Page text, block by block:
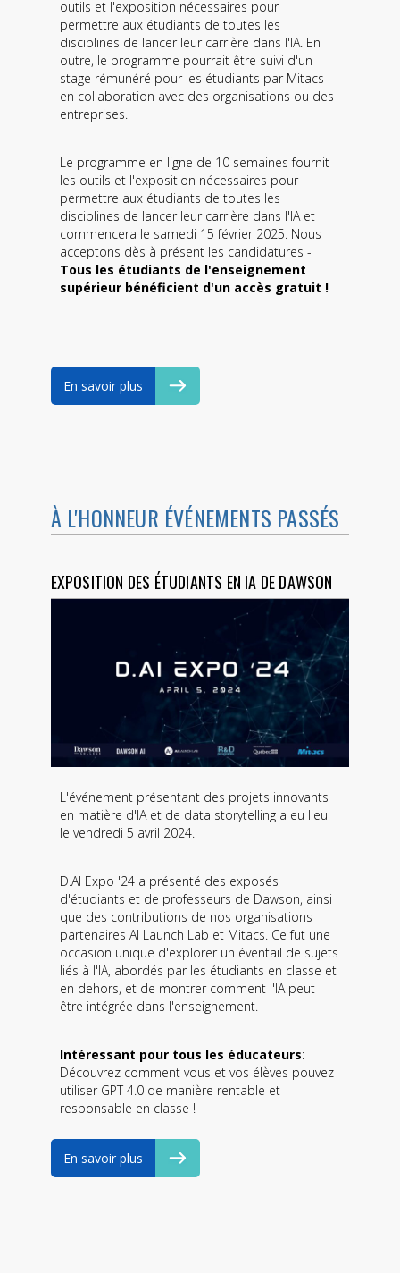
outils et l'exposition nécessaires pour
permettre aux étudiants de toutes les
disciplines de lancer leur carrière dans l'IA. En
outre, le programme pourrait être suivi d'un
stage rémunéré pour les étudiants par Mitacs
en collaboration avec des organisations ou des
entreprises.
Le programme en ligne de 10 semaines fournit
les outils et l'exposition nécessaires pour
permettre aux étudiants de toutes les
disciplines de lancer leur carrière dans l'IA et
commencera le samedi 15 février 2025. Nous
acceptons dès à présent les candidatures -
Tous les étudiants de l'enseignement
supérieur bénéficient d'un accès gratuit !
En savoir plus
À L'HONNEUR ÉVÉNEMENTS PASSÉS
EXPOSITION DES ÉTUDIANTS EN IA DE DAWSON
L'événement présentant des projets innovants
en matière d'IA et de data storytelling a eu lieu
le vendredi 5 avril 2024.
D.AI Expo '24 a présenté des exposés
d'étudiants et de professeurs de Dawson, ainsi
que des contributions de nos organisations
partenaires AI Launch Lab et Mitacs. Ce fut une
occasion unique d'explorer un éventail de sujets
liés à l'IA, abordés par les étudiants en classe et
en dehors, et de montrer comment l'IA peut
être intégrée dans l'enseignement.
Intéressant pour tous les éducateurs:
Découvrez comment vous et vos élèves pouvez
utiliser GPT 4.0 de manière rentable et
responsable en classe !
En savoir plus